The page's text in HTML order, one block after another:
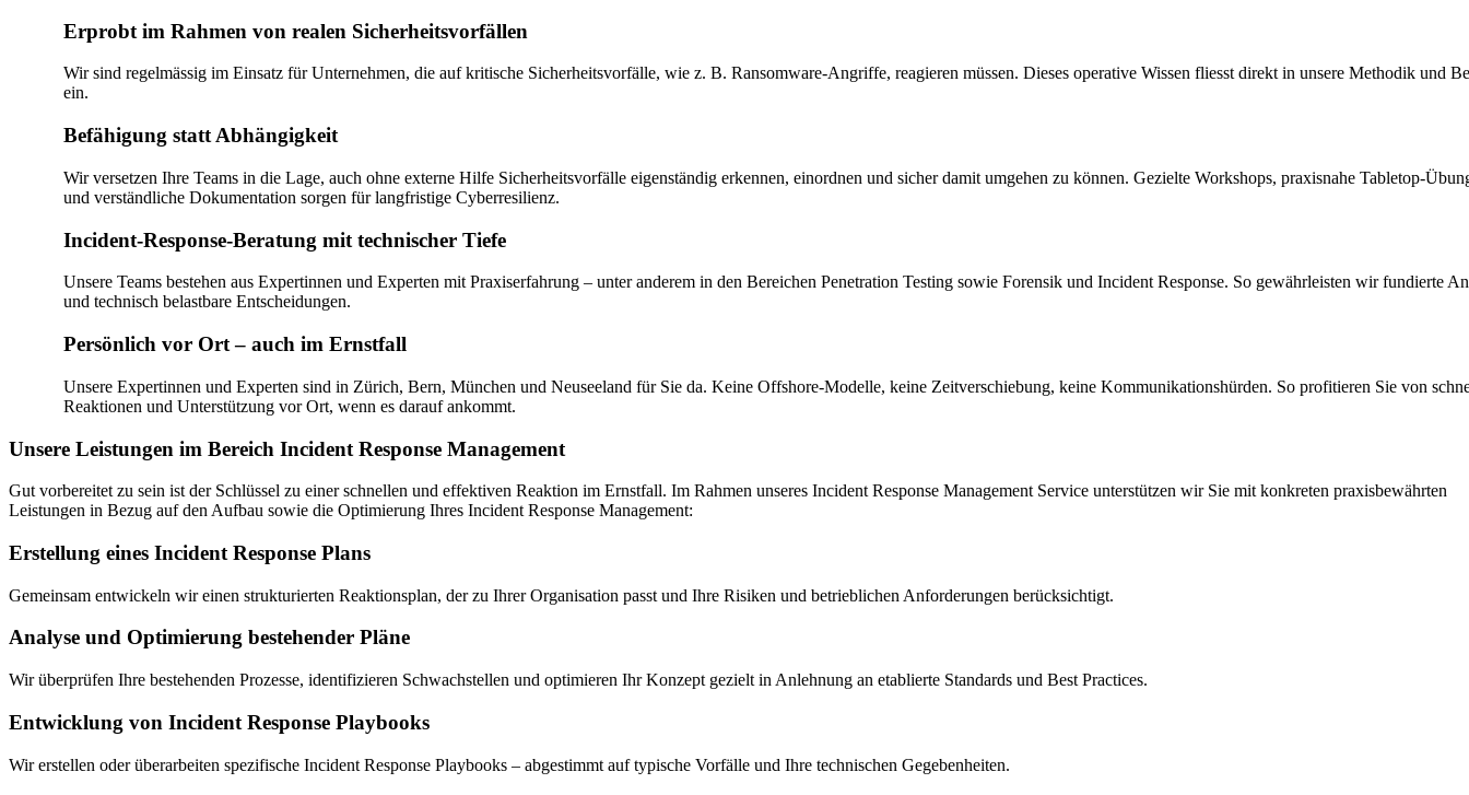
Erprobt im Rahmen von realen Sicherheitsvorfällen
Wir sind regelmässig im Einsatz für Unternehmen, die auf kritische Sicherheitsvorfälle, wie z. B. Ransomware-Angriffe, reagieren müssen. Dieses operative Wissen fliesst direkt in unsere Methodik und
ein.
Befähigung statt Abhängigkeit
Wir versetzen Ihre Teams in die Lage, auch ohne externe Hilfe Sicherheitsvorfälle eigenständig erkennen, einordnen und sicher damit umgehen zu können. Gezielte Workshops, praxisnahe Tabletop-
und verständliche Dokumentation sorgen für langfristige Cyberresilienz.
Incident-Response-Beratung mit technischer Tiefe
Unsere Teams bestehen aus Expertinnen und Experten mit Praxiserfahrung – unter anderem in den Bereichen Penetration Testing sowie Forensik und Incident Response. So gewährleisten wir fundierte
und technisch belastbare Entscheidungen.
Persönlich vor Ort – auch im Ernstfall
Unsere Expertinnen und Experten sind in Zürich, Bern, München und Neuseeland für Sie da. Keine Offshore-Modelle, keine Zeitverschiebung, keine Kommunikationshürden. So profitieren Sie von
Reaktionen und Unterstützung vor Ort, wenn es darauf ankommt.
Unsere Leistungen im Bereich Incident Response Management
Gut vorbereitet zu sein ist der Schlüssel zu einer schnellen und effektiven Reaktion im Ernstfall. Im Rahmen unseres Incident Response Management Service unterstützen wir Sie mit konkreten praxisbewährten
Leistungen in Bezug auf den Aufbau sowie die Optimierung Ihres Incident Response Management:
Erstellung eines Incident Response Plans
Gemeinsam entwickeln wir einen strukturierten Reaktionsplan, der zu Ihrer Organisation passt und Ihre Risiken und betrieblichen Anforderungen berücksichtigt.
Analyse und Optimierung bestehender Pläne
Wir überprüfen Ihre bestehenden Prozesse, identifizieren Schwachstellen und optimieren Ihr Konzept gezielt in Anlehnung an etablierte Standards und Best Practices.
Entwicklung von Incident Response Playbooks
Wir erstellen oder überarbeiten spezifische Incident Response Playbooks – abgestimmt auf typische Vorfälle und Ihre technischen Gegebenheiten.